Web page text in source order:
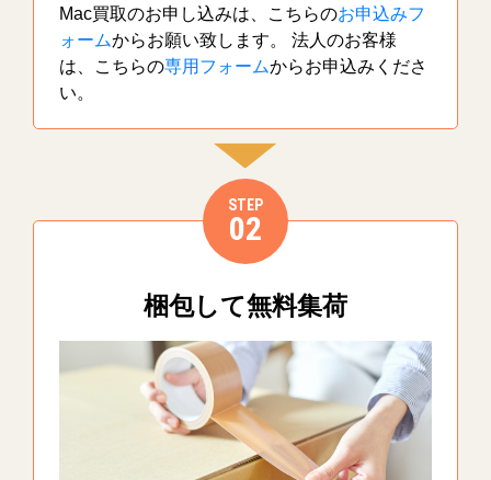
Mac買取のお申し込みは、こちらのお申込みフ
ォームからお願い致します。 法人のお客様
は、こちらの専用フォームからお申込みくださ
い。
STEP
02
梱包して無料集荷